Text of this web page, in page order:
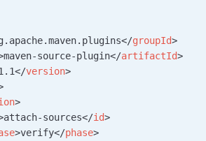
</groupId>
maven-source-plugin</artifactId>
</version>
>
attach-sources</id>
>verify</phase>